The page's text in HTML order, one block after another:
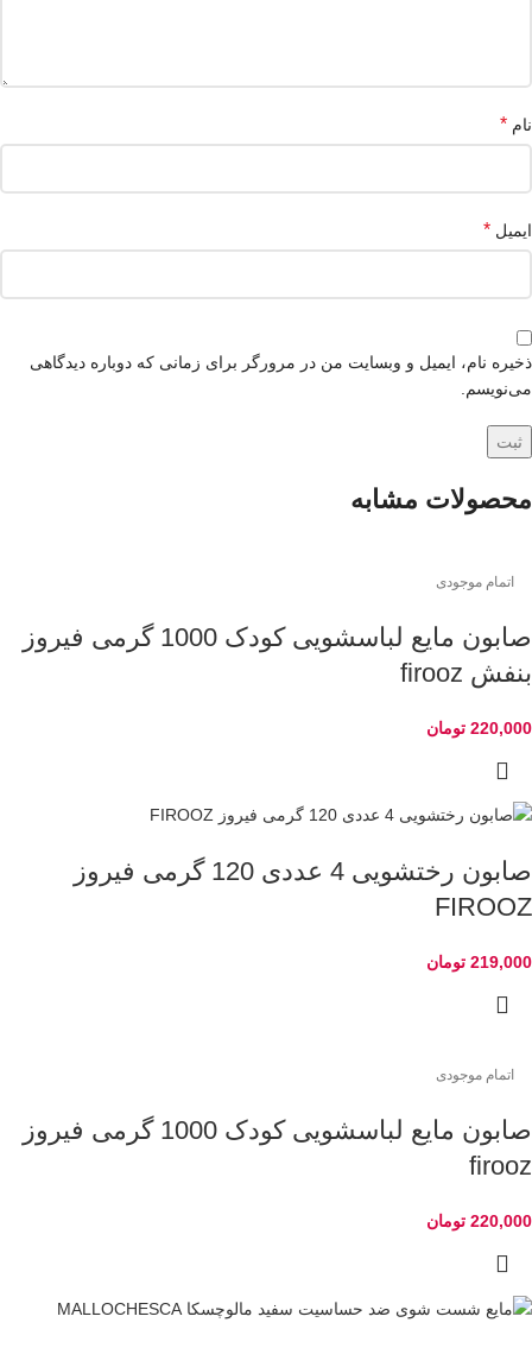
نام *
ایمیل *
ذخیره نام، ایمیل و وبسایت من در مرورگر برای زمانی که دوباره دیدگاهی
می‌نویسم.
محصولات مشابه
اتمام موجودی
صابون مایع لباسشویی کودک 1000 گرمی فیروز
بنفش firooz
220,000 تومان
صابون رختشویی 4 عددی 120 گرمی فیروز
FIROOZ
219,000 تومان
اتمام موجودی
صابون مایع لباسشویی کودک 1000 گرمی فیروز
firooz
220,000 تومان